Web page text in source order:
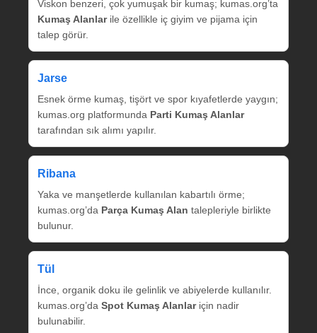
Viskon benzeri, çok yumuşak bir kumaş; kumas.org’ta
Kumaş Alanlarile özellikle iç giyim ve pijama için
talep görür.
Jarse
Esnek örme kumaş, tişört ve spor kıyafetlerde yaygın;
kumas.org platformunda Parti Kumaş Alanlar
tarafından sık alımı yapılır.
Ribana
Yaka ve manşetlerde kullanılan kabartılı örme;
kumas.org’da Parça Kumaş Alan talepleriyle birlikte
bulunur.
Tül
İnce, organik doku ile gelinlik ve abiyelerde kullanılır.
kumas.org’da Spot Kumaş Alanlariçin nadir
bulunabilir.